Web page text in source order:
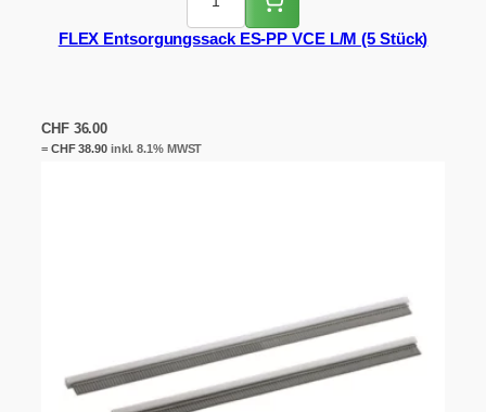
FLEX Entsorgungssack ES-PP VCE L/M (5 Stück)
CHF36.00
= CHF38.90inkl. 8.1% MWST